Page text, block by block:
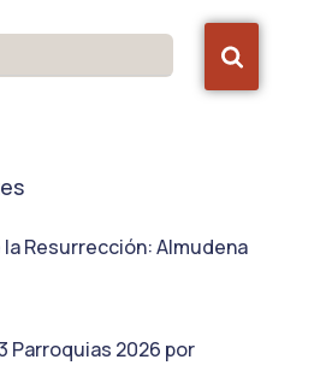
Resurrección: Almudena
Parroquias 2026 por